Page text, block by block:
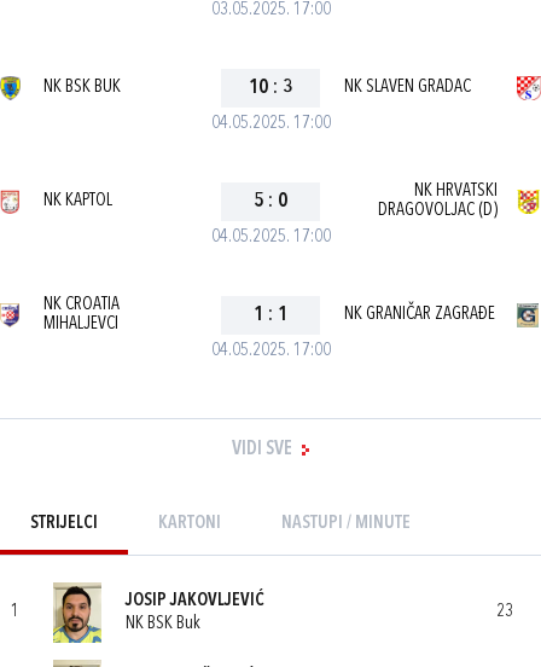
03.05.2025. 17:00
04.05.2025. 17:00
NK BSK BUK 10 : 3 NK SLAVEN GRADAC
04.05.2025. 17:00
NK KAPTOL 5 : 0
NK HRVATSKI
DRAGOVOLJAC (D)
04.05.2025. 17:00
NK CROATIA
MIHALJEVCI
1 : 1 NK GRANIČAR ZAGRAĐE
VIDI SVE
STRIJELCI KARTONI NASTUPI / MINUTE
1
JOSIP JAKOVLJEVIĆ
NK BSK Buk
23